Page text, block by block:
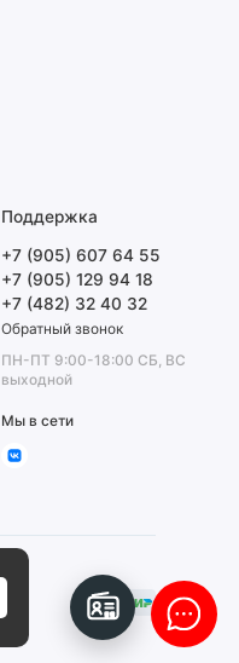
Поддержка
+7 (905) 607 64 55
+7 (905) 129 94 18
+7 (482) 32 40 32
Обратный звонок
ПН-ПТ 9:00-18:00 СБ, ВС
выходной
Мы в сети